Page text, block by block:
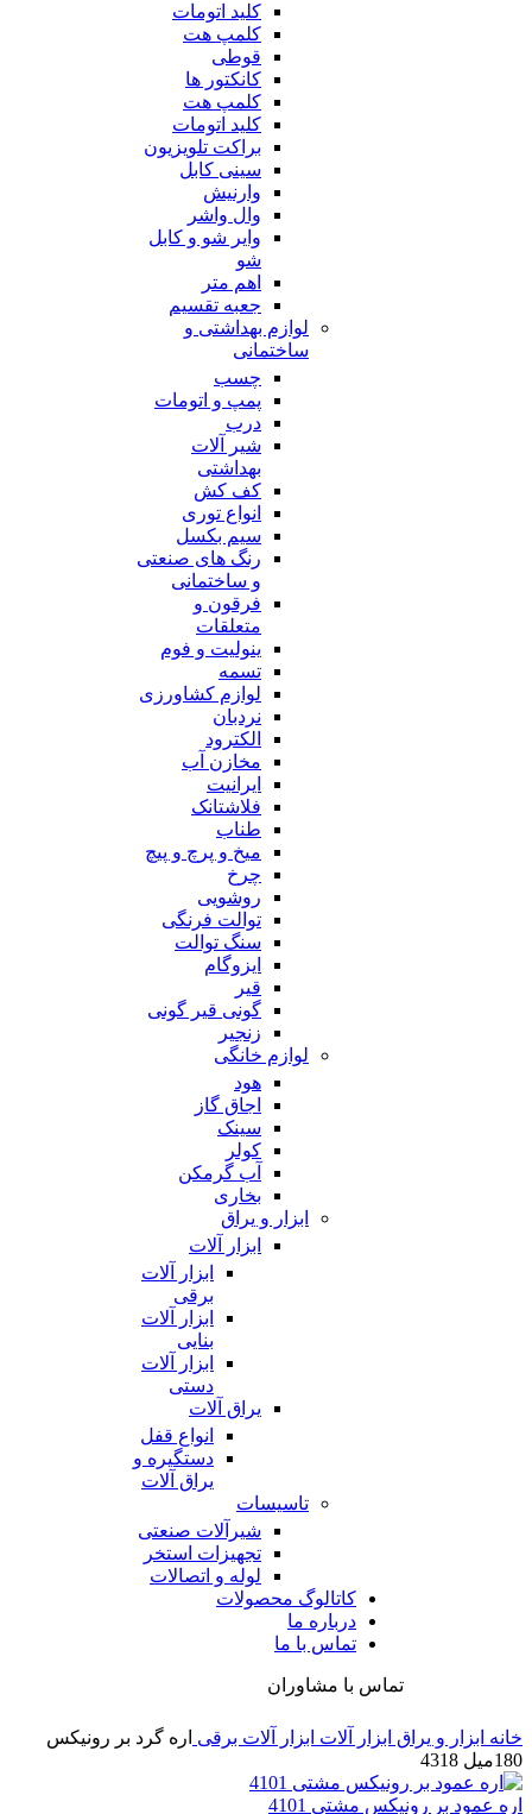
کلید اتومات
کلمپ هت
قوطی
کانکتور ها
کلمپ هت
کلید اتومات
براکت تلویزیون
سینی کابل
وارنیش
وال واشر
وایر شو و کابل
شو
اهم متر
جعبه تقسیم
لوازم بهداشتی و
ساختمانی
چسب
پمپ و اتومات
درب
شیر آلات
بهداشتی
کف کش
انواع توری
سیم بکسل
رنگ های صنعتی
و ساختمانی
فرقون و
متعلقات
ینولیت و فوم
تسمه
لوازم کشاورزی
نردبان
الکترود
مخازن آب
ایرانیت
فلاشتانک
طناب
میخ و پرچ و پیچ
چرخ
روشویی
توالت فرنگی
سنگ توالت
ایزوگام
قیر
گونی قیر گونی
زنجیر
لوازم خانگی
هود
اجاق گاز
سینک
کولر
آب گرمکن
بخاری
ابزار و یراق
ابزار آلات
ابزار آلات
برقی
ابزار آلات
بنایی
ابزار آلات
دستی
یراق آلات
انواع قفل
دستگیره و
یراق آلات
تاسیسات
شیرآلات صنعتی
تجهیزات استخر
لوله و اتصالات
کاتالوگ محصولات
درباره ما
تماس با ما
تماس با مشاوران
خانه ابزار و یراق ابزار آلات ابزار آلات برقی اره گرد بر رونیکس
180میل 4318
اره عمود بر رونیکس مشتی 4101